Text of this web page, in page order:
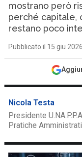
mostrano però
perché capitale,
restano poco
Pubblicato il 15 giu 2026
Nicola Testa
Presidente
Pratiche